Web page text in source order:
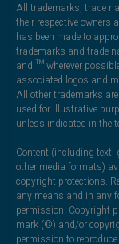
All trademarks, trade
their respective owners
has been made to
trademarks and trade
and ™ wherever
associated logos and
All other trademarks
used for illustrative
unless indicated in the
Content (including
other media formats)
copyright protections.
any means and in any
permission. Copyright
mark (©) and/or
permission to